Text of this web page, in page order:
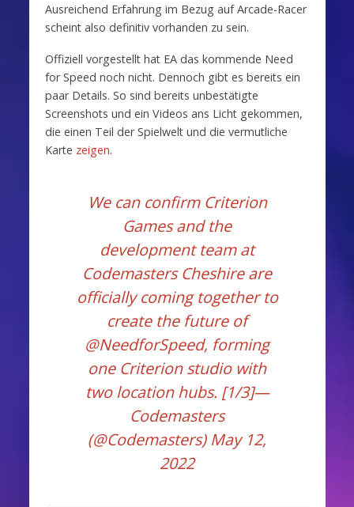
Ausreichend Erfahrung im Bezug auf Arcade-Racer
scheint also definitiv vorhanden zu sein.
Offiziell vorgestellt hat EA das kommende Need
for Speed noch nicht. Dennoch gibt es bereits ein
paar Details. So sind bereits unbestätigte
Screenshots und ein Videos ans Licht gekommen,
die einen Teil der Spielwelt und die vermutliche
Karte zeigen.
We can confirm Criterion
Games and the
development team at
Codemasters Cheshire are
officially coming together to
create the future of
@NeedforSpeed, forming
one Criterion studio with
two location hubs. [1/3]—
Codemasters
(@Codemasters) May 12,
2022